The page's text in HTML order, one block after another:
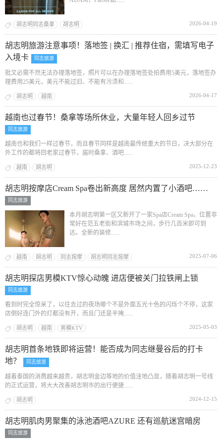
胡志明同志桑拿 胡志明 2026-04-19
胡志明旅游注意事项！落地签 | 换汇 | 推荐住宿，需填写电子
入境卡
同志旅游
批文必需不然无法办理落地签，照片可以在办理落地签处拍费用5美元，落地签办
理费用25美元，美元不能过旧、不能有污渍和......
胡志明 越南 2026-04-17
越南也过春节！桑拿等场所休业，大量年轻人回乡过节
同志旅游
越南也和我们一样过春节，而且春节同样是越南最传统重大的节日，决大部分在
外工作的都将回老家过春节，届时桑拿、酒吧......
越南 胡志明 2025-12-23
胡志明按摩店Cream Spa卷出新高度 居然内置了小酒吧……
同志旅游
本月胡志明第一区又新开了一家Spa店Cream Spa，位置非
常好在范五老街和滨城市场之间，步行几百米即可到
达。全新的装修......
越南 胡志明 同志按摩 胡志明同志按摩 2025-07-06
胡志明探店男模KTV惊心动魄 进店便被关门拉铁闸上锁
同志旅游
看到时完全惊呆了，以往去过的夜场哪个不是外面五光十色的闪烁个不停，这家
店倒好连门外的灯都没有开，而且门还是半掩......
胡志明 越南 男模KTV 2025-05-03
胡志明首条地铁即将运营！能否成为同志继曼谷后的打卡
地？
同志旅游
越着泰国的消费越来越贵，胡志明金边等地的价值洼地凸显，随着胡志明一号线
的正式运营，将大大改善胡志明市的出行便捷......
胡志明 2024-12-15
胡志明肌肉男聚集的泳池酒吧AZURE 还有巡航迷宫暗房
同志旅游